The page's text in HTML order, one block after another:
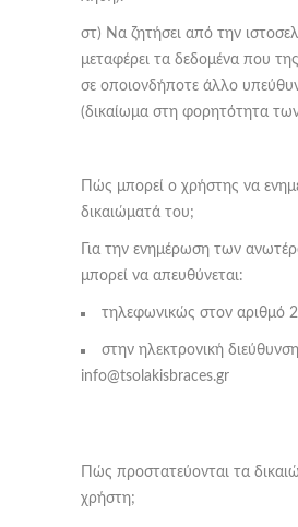
στ) Να ζητήσει από την
μεταφέρει τα δεδομένα που
σε οποιονδήποτε άλλο
(δικαίωμα στη φορητότητα
Πώς μπορεί ο χρήστης να
δικαιώματά του;
Για την ενημέρωση των
μπορεί να απευθύνεται:
τηλεφωνικώς στον αριθμό
στην ηλεκτρονική διεύθυνση
info@tsolakisbraces.gr
Πώς προστατεύονται τα
χρήστη;